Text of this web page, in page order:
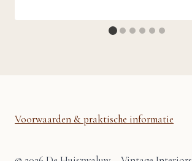
Voorwaarden & praktische informatie